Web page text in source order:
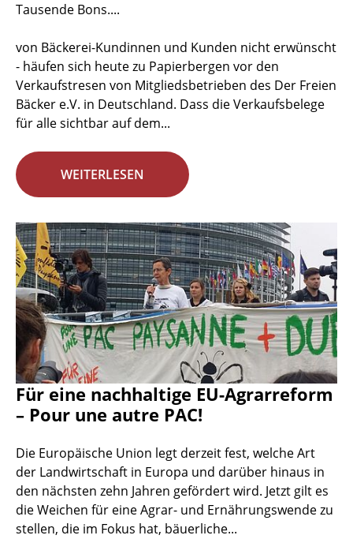
Tausende Bons....
von Bäckerei-Kundinnen und Kunden nicht erwünscht
- häufen sich heute zu Papierbergen vor den
Verkaufstresen von Mitgliedsbetrieben des Der Freien
Bäcker e.V. in Deutschland. Dass die Verkaufsbelege
für alle sichtbar auf dem...
WEITERLESEN
Für eine nachhaltige EU-Agrarreform
– Pour une autre PAC!
Die Europäische Union legt derzeit fest, welche Art
der Landwirtschaft in Europa und darüber hinaus in
den nächsten zehn Jahren gefördert wird. Jetzt gilt es
die Weichen für eine Agrar- und Ernährungswende zu
stellen, die im Fokus hat, bäuerliche...